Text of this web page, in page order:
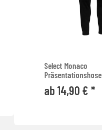
Select Monaco
Präsentationshose
ab 14,90 € *